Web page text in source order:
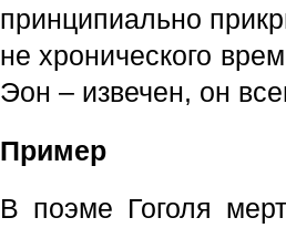
принципиально
не хронического
Эон – извечен, он
Пример
В поэме Гоголя